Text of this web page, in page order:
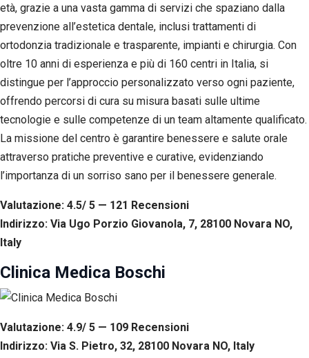
età, grazie a una vasta gamma di servizi che spaziano dalla
prevenzione all’estetica dentale, inclusi trattamenti di
ortodonzia tradizionale e trasparente, impianti e chirurgia. Con
oltre 10 anni di esperienza e più di 160 centri in Italia, si
distingue per l’approccio personalizzato verso ogni paziente,
offrendo percorsi di cura su misura basati sulle ultime
tecnologie e sulle competenze di un team altamente qualificato.
La missione del centro è garantire benessere e salute orale
attraverso pratiche preventive e curative, evidenziando
l’importanza di un sorriso sano per il benessere generale.
Valutazione: 4.5/ 5 — 121 Recensioni
Indirizzo: Via Ugo Porzio Giovanola, 7, 28100 Novara NO,
Italy
Clinica Medica Boschi
Valutazione: 4.9/ 5 — 109 Recensioni
Indirizzo: Via S. Pietro, 32, 28100 Novara NO, Italy